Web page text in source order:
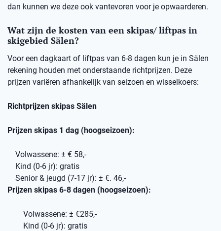
dan kunnen we deze ook vantevoren voor je opwaarderen.
Wat zijn de kosten van een skipas/ liftpas in
skigebied Sälen?
Voor een dagkaart of liftpas van 6-8 dagen kun je in Sälen
rekening houden met onderstaande richtprijzen. Deze
prijzen variëren afhankelijk van seizoen en wisselkoers:
Richtprijzen skipas Sälen
Prijzen skipas 1 dag (hoogseizoen):
Volwassene: ± € 58,-
Kind (0-6 jr): gratis
Senior & jeugd (7-17 jr): ± €. 46,-
Prijzen skipas 6-8 dagen (hoogseizoen):
Volwassene: ± €285,-
Kind (0-6 jr): gratis